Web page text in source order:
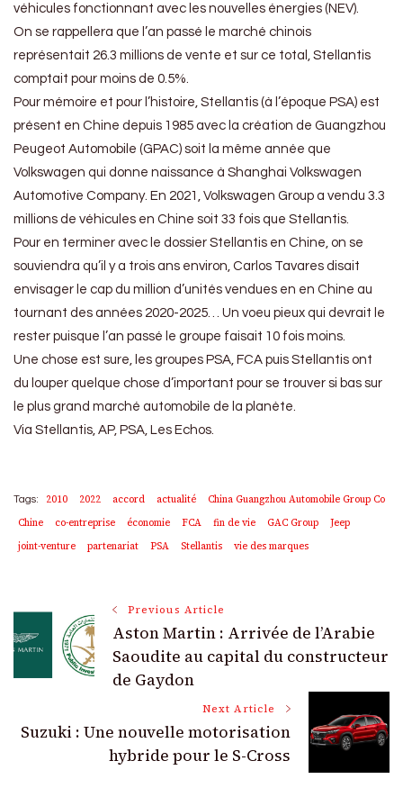
véhicules fonctionnant avec les nouvelles énergies (NEV).
On se rappellera que l’an passé le marché chinois
représentait 26.3 millions de vente et sur ce total, Stellantis
comptait pour moins de 0.5%.
Pour mémoire et pour l’histoire, Stellantis (à l’époque PSA) est
présent en Chine depuis 1985 avec la création de Guangzhou
Peugeot Automobile (GPAC) soit la même année que
Volkswagen qui donne naissance à Shanghai Volkswagen
Automotive Company. En 2021, Volkswagen Group a vendu 3.3
millions de véhicules en Chine soit 33 fois que Stellantis.
Pour en terminer avec le dossier Stellantis en Chine, on se
souviendra qu’il y a trois ans environ, Carlos Tavares disait
envisager le cap du million d’unités vendues en en Chine au
tournant des années 2020-2025… Un voeu pieux qui devrait le
rester puisque l’an passé le groupe faisait 10 fois moins.
Une chose est sure, les groupes PSA, FCA puis Stellantis ont
du louper quelque chose d’important pour se trouver si bas sur
le plus grand marché automobile de la planète.
Via Stellantis, AP, PSA, Les Echos.
Tags: 2010 2022 accord actualité
China Guangzhou Automobile Group Co
Chine
co-entreprise économie FCA fin de vie GAC Group
Jeep
joint-venture
partenariat PSA Stellantis vie des marques
Post
Navigation
Previous Article
Aston Martin : Arrivée de l’Arabie
Saoudite au capital du constructeur
de Gaydon
Next Article
Suzuki : Une nouvelle motorisation
hybride pour le S-Cross